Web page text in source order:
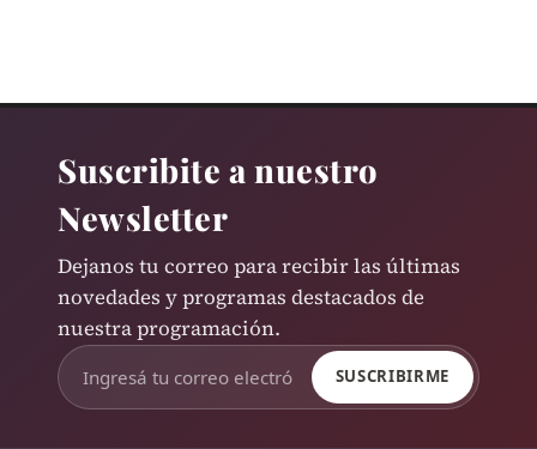
Suscribite a nuestro
Newsletter
Dejanos tu correo para recibir las últimas
novedades y programas destacados de
nuestra programación.
SUSCRIBIRME